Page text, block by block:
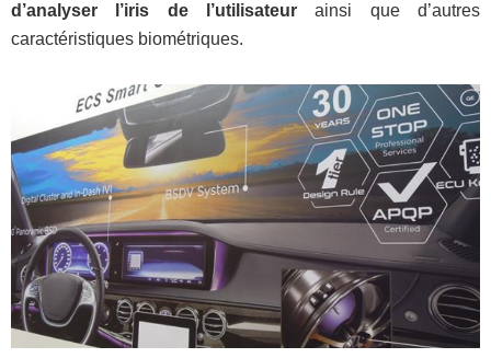
d’analyser l’iris de l’utilisateur ainsi que d’autres
caractéristiques biométriques.